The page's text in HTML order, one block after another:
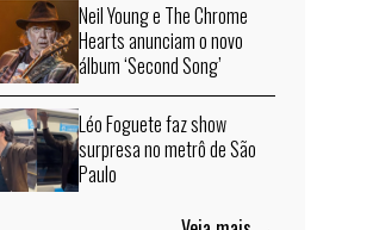
Neil Young e The Chrome
Hearts anunciam o novo
álbum ‘Second Song’
Léo Foguete faz show
surpresa no metrô de São
Paulo